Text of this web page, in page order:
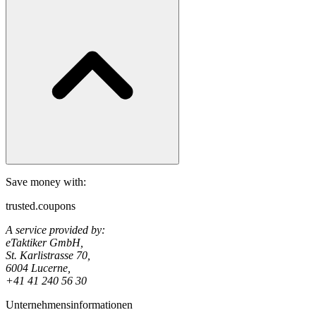
Save money with:
trusted.coupons
A service provided by:
eTaktiker GmbH,
St. Karlistrasse 70,
6004 Lucerne,
+41 41 240 56 30
Unternehmensinformationen